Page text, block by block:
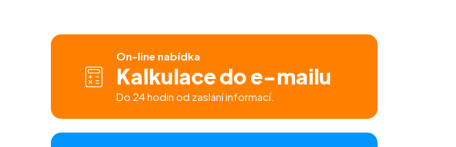
On-line nabídka
Kalkulace do e-mailu
Do 24 hodin od zaslání informací.